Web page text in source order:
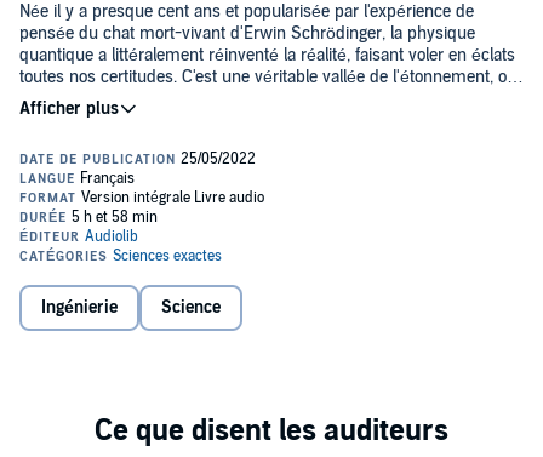
Née il y a presque cent ans et popularisée par l'expérience de
pensée du chat mort-vivant d'Erwin Schrödinger, la physique
quantique a littéralement réinventé la réalité, faisant voler en éclats
toutes nos certitudes. C'est une véritable vallée de l'étonnement, où
tout n'est que probabilités et ondes imaginaires, sauts quantiques et
vibrations éphémères...
quotidien, du smartphone au GPS, en passant par le laser et
l'imagerie médicale, et elle nous offrira bientôt de nouvelles
applications révolutionnaires, comme l'ordinateur ou la téléportation
quantiques.
Installez-vous donc confortablement dans un transat, et laissez-
quantique. Mais attention, vous êtes prévenus, si le voyage est
fabuleux à bien des égards, vous n'en ressortirez peut-être pas
Nouvelle édition 2022. Un pdf d'accompagnement avec des
Ingénierie Science